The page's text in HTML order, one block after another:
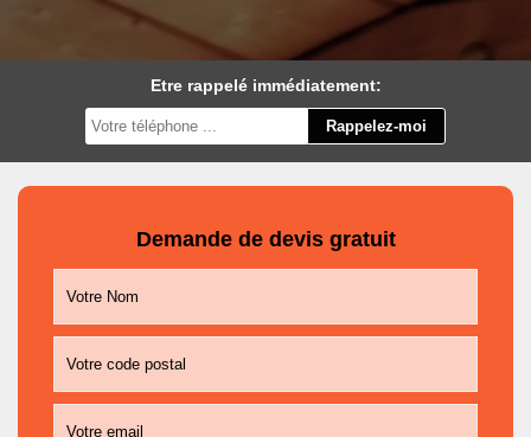
Etre rappelé immédiatement:
Demande de devis gratuit